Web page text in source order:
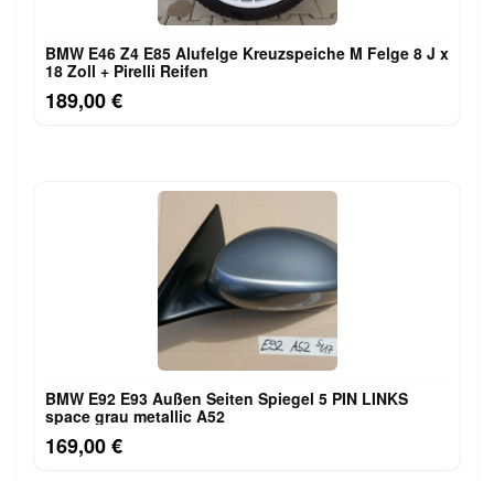
BMW E46 Z4 E85 Alufelge Kreuzspeiche M Felge 8 J x
18 Zoll + Pirelli Reifen
189,00 €
BMW E92 E93 Außen Seiten Spiegel 5 PIN LINKS
space grau metallic A52
169,00 €